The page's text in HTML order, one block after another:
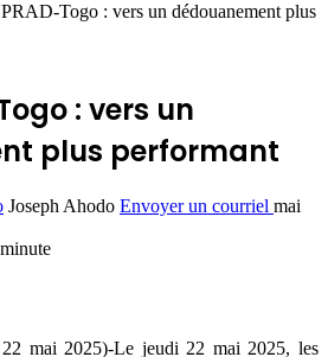
Togo : vers un dédouanement plus
: vers un
plus performant
Joseph Ahodo Envoyer un courriel mai
mai 2025)-Le jeudi 22 mai 2025, les